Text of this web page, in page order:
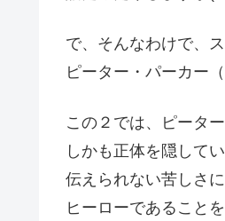
で、そんなわけで、
ピーター・パーカー
この２では、ピータ
しかも正体を隠して
伝えられない苦しさ
ヒーローであること